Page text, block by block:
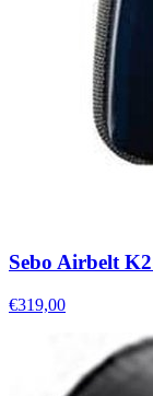
Sebo Airbelt
€319,00